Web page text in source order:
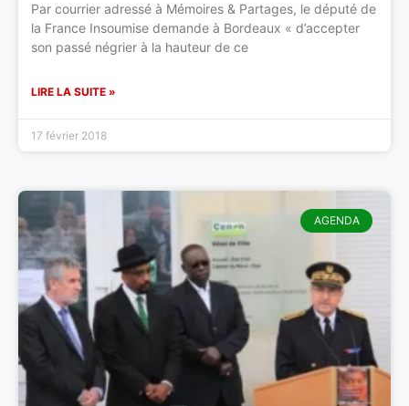
Par courrier adressé à Mémoires & Partages, le député de
la France Insoumise demande à Bordeaux « d’accepter
son passé négrier à la hauteur de ce
LIRE LA SUITE »
17 février 2018
AGENDA